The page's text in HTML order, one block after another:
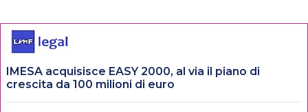
IMESA acquisisce EASY 2000, al via il piano di
crescita da 100 milioni di euro